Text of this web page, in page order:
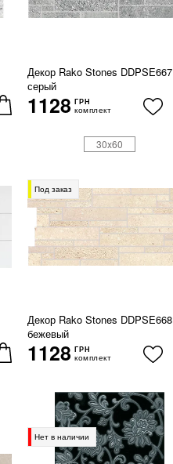
Декор Rako Stones DDPSE667
серый
1128 ГРН
комплект
Под заказ
Декор Rako Stones DDPSE668
бежевый
1128 ГРН
комплект
30x60
Нет в наличии